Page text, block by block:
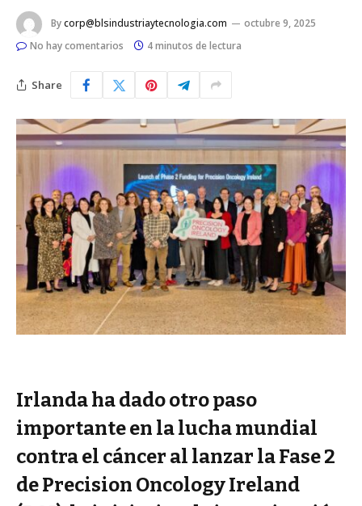
Bycorp@blsindustriaytecnologia.com
octubre 9, 2025
No hay comentarios
4 minutos de lectura
Share
Irlanda ha dado otro paso
importante en la lucha mundial
contra el cáncer al lanzar la Fase 2
de Precision Oncology Ireland